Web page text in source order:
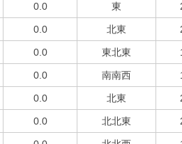
0.0 東
0.0 北東
0.0 東北東
0.0 南南西
0.0 北東
0.0 北北東